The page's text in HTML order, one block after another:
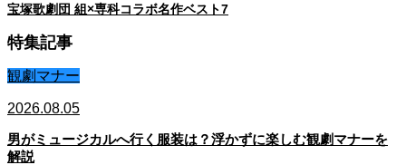
宝塚歌劇団 組×専科コラボ名作ベスト7
特集記事
観劇マナー
2026.08.05
男がミュージカルへ行く服装は？浮かずに楽しむ観劇マナーを
解説